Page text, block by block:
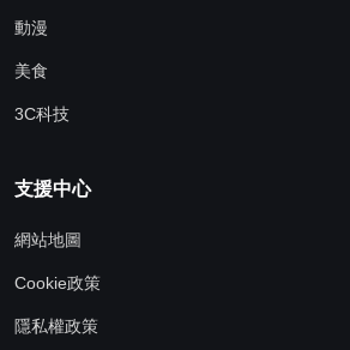
動漫
美食
3C科技
支援中心
網站地圖
Cookie政策
隱私權政策